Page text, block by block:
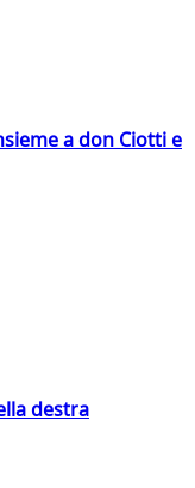
a don Ciotti e
destra